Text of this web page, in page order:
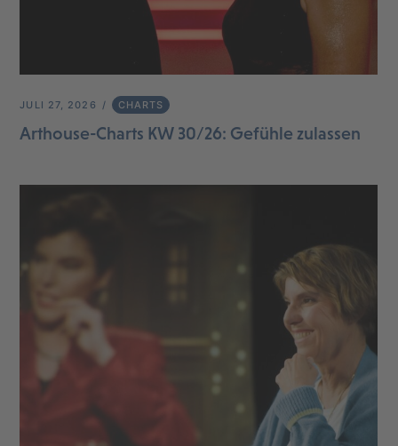
JULI 27, 2026 CHARTS
Arthouse-Charts KW 30/26: Gefühle zulassen